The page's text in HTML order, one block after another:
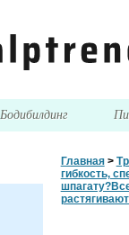
Бодибилдинг
Главная>
гибкость,